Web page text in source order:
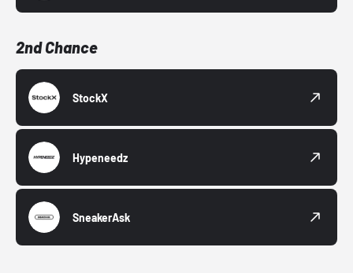
2nd Chance
StockX
Hypeneedz
SneakerAsk